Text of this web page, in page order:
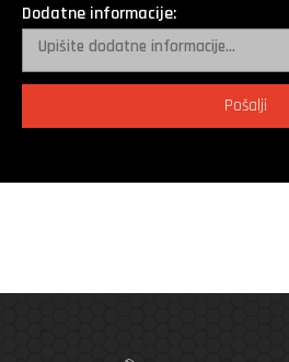
Dodatne informacije:
Pošalji